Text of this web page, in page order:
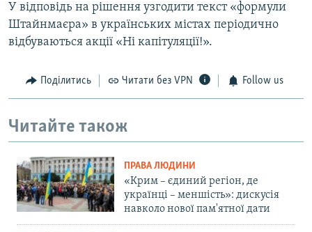
У відповідь на рішення узгодити текст «формули
Штайнмаєра» в українських містах періодично
відбуваються акції «Ні капітуляції!».
Поділитись Читати без VPN Follow us
Читайте також
ПРАВА ЛЮДИНИ
«Крим – єдиний регіон, де
українці – меншість»: дискусія
навколо нової пам'ятної дати